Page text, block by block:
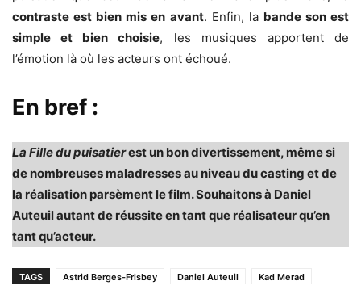
contraste est bien mis en avant. Enfin, la bande son est
simple et bien choisie, les musiques apportent de
l’émotion là où les acteurs ont échoué.
En bref :
La Fille du puisatierest un bon divertissement, même si
de nombreuses maladresses au niveau du casting et de
la réalisation parsèment le film. Souhaitons à Daniel
Auteuil autant de réussite en tant que réalisateur qu’en
tant qu’acteur.
TAGS Astrid Berges-Frisbey Daniel Auteuil
Kad Merad